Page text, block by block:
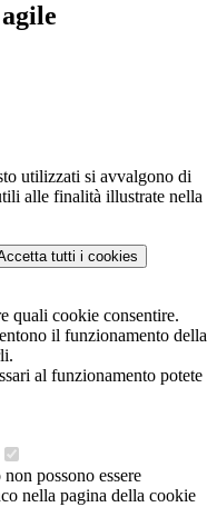
utilizzati si avvalgono di
alle finalità illustrate nella
tutti i cookies
quali cookie consentire.
il funzionamento della
al funzionamento potete
possono essere
nella pagina della cookie